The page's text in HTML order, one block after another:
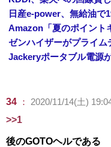
34 ：
2020/11/14(土)
>>1
後のGOTOヘルである